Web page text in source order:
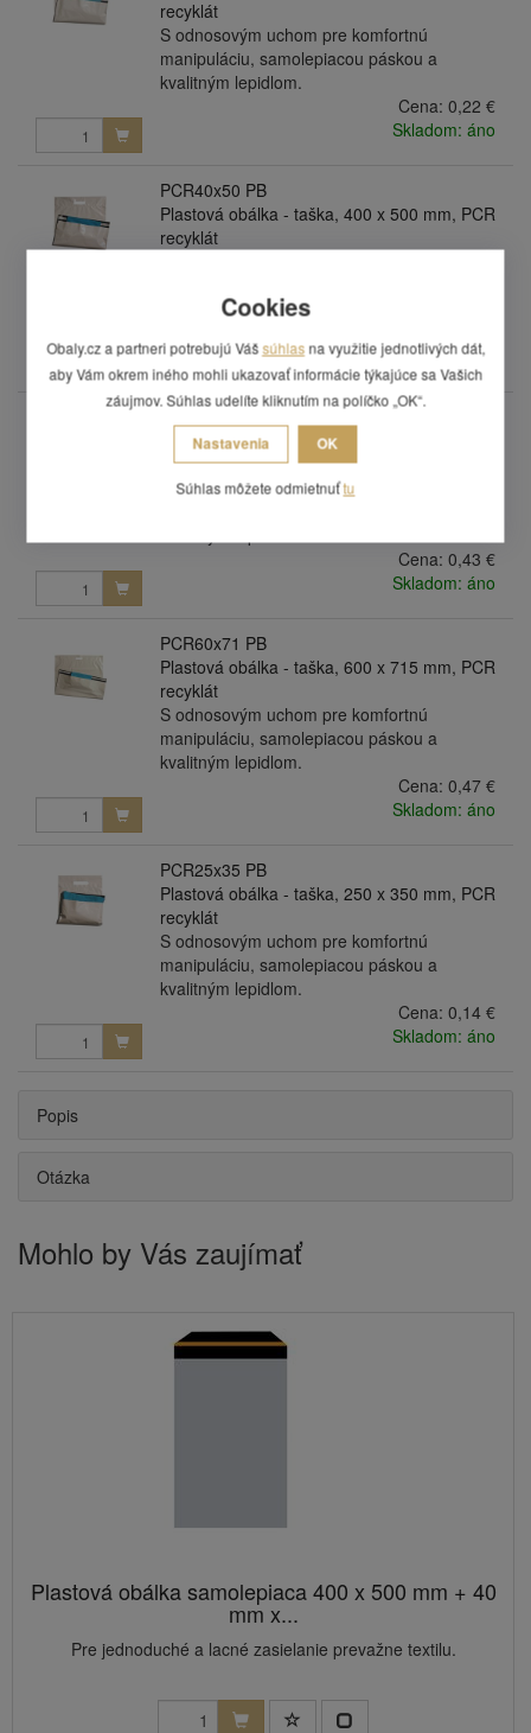
recyklát
S odnosovým uchom pre komfortnú
manipuláciu, samolepiacou páskou a
kvalitným lepidlom.
Cena: 0,22 €
Skladom: áno
PCR40x50 PB
Plastová obálka - taška, 400 x 500 mm, PCR
recyklát
kvalitným lepidlom.
Skladom: áno
Plastová obálka - taška, 450 x 650 mm, PCR
recyklát
S odnosovým uchom pre komfortnú
Cena: 0,43 €
Skladom: áno
PCR60x71 PB
Plastová obálka - taška, 600 x 715 mm, PCR
recyklát
S odnosovým uchom pre komfortnú
manipuláciu, samolepiacou páskou a
kvalitným lepidlom.
Cena: 0,47 €
Skladom: áno
PCR25x35 PB
Plastová obálka - taška, 250 x 350 mm, PCR
recyklát
S odnosovým uchom pre komfortnú
manipuláciu, samolepiacou páskou a
kvalitným lepidlom.
Cena: 0,14 €
Skladom: áno
Popis
Otázka
Mohlo by Vás zaujímať
Plastová obálka samolepiaca 400 x 500 mm + 40
mm x...
Pre jednoduché a lacné zasielanie prevažne textilu.
Cookies
Obaly.cz a partneri potrebujú Vášsúhlas na využitie jednotlivých dát,
aby Vám okrem iného mohli ukazovať informácie týkajúce sa Vašich
záujmov. Súhlas udelíte kliknutím na políčko „OK“.
Nastavenia OK
Súhlas môžete odmietnuťtu